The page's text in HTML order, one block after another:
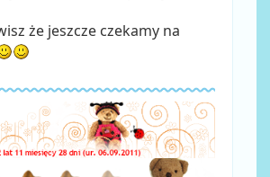
że jeszcze czekamy na